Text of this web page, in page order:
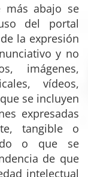
más abajo se
del portal
la expresión
y no
imágenes,
vídeos,
se incluyen
expresadas
tangible o
o que se
de que
intelectual